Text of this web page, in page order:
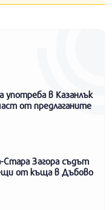
употреба в Казанлък
от предлаганите
Стара Загора съдът
от къща в Дъбово